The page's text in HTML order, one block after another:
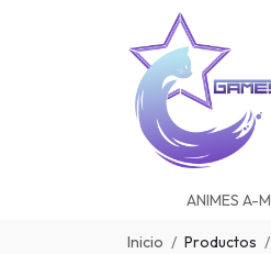
ANIMES A-M
Inicio Productos